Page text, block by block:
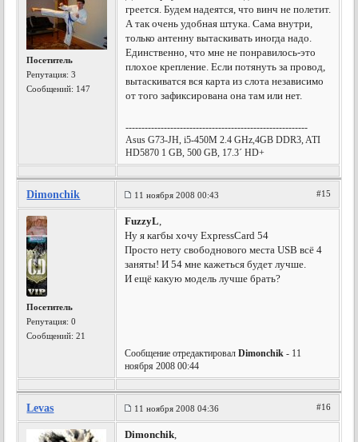
Посетитель
Репутация:3
Сообщений: 147
греется. Будем надеятся, что винч не полетит.
А так очень удобная штука. Сама внутри,
только антенну вытаскивать иногда надо.
Единственно, что мне не понравилось-это
плохое крепление. Если потянуть за провод,
вытаскиватся вся карта из слота независимо
от того зафиксирована она там или нет.
---------------------------------------------------------
Asus G73-JH, i5-450M 2.4 GHz,4GB DDR3, ATI
HD5870 1 GB, 500 GB, 17.3´ HD+
Dimonchik 11 ноября 2008 00:43 #15
Посетитель
Репутация:0
Сообщений: 21
FuzzyL,
Ну я кагбы хочу ExpressCard 54
Просто нету свободнового места USB всё 4
заняты! И 54 мне кажеться будет лучше.
И ещё какую модель лучше брать?
Сообщение отредактировалDimonchik - 11
ноября 2008 00:44
Levas 11 ноября 2008 04:36 #16
Dimonchik,